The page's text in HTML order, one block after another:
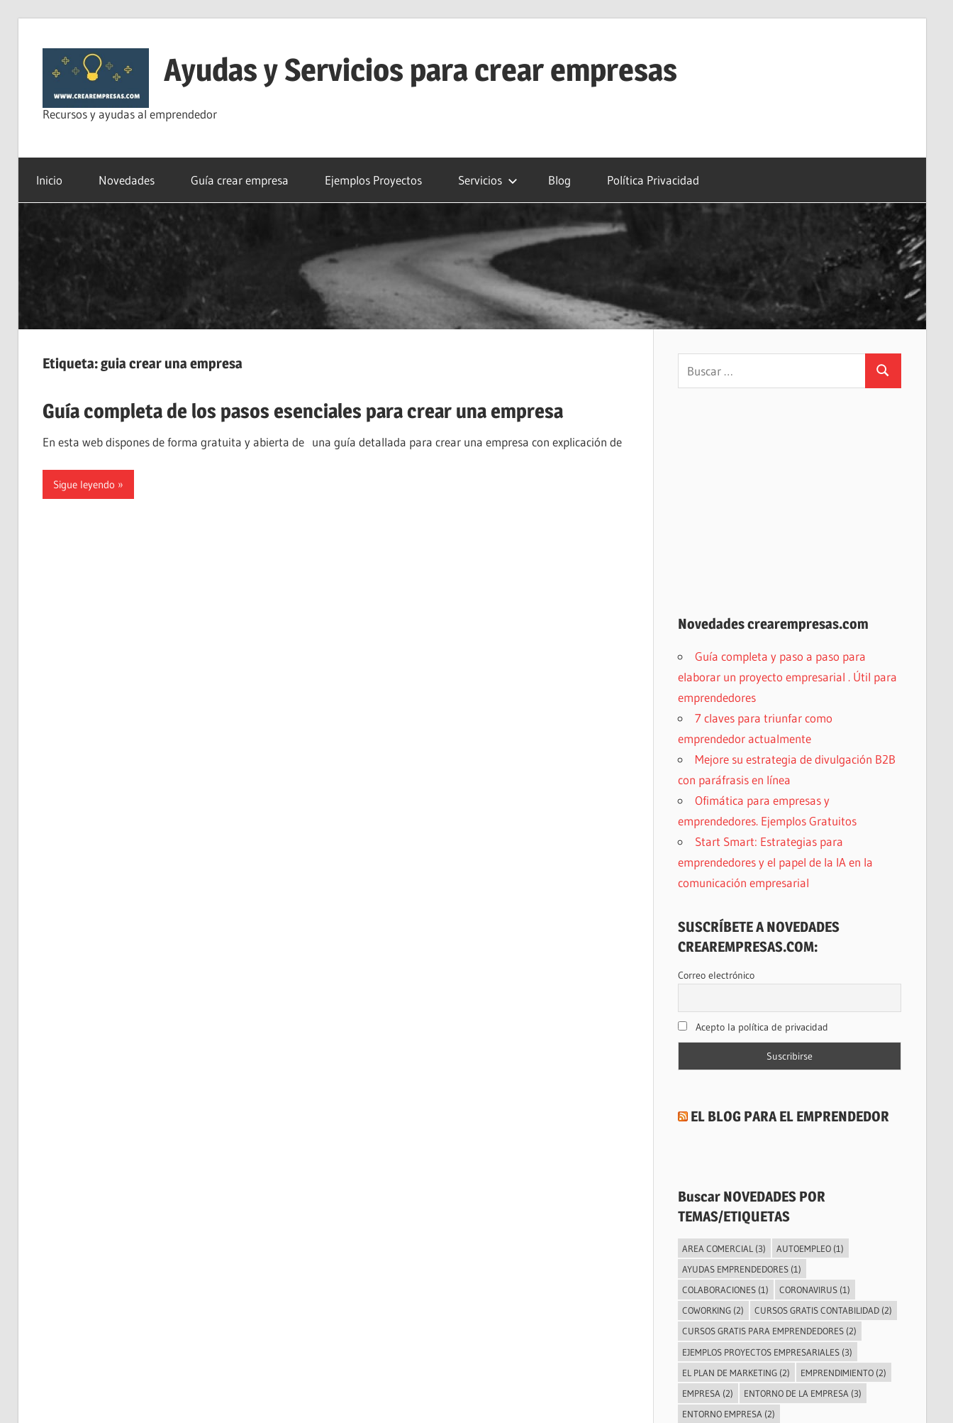
contenido
Ayudas y Servicios para crear empresas
Recursos y ayudas al emprendedor
Inicio Novedades Guía crear empresa Ejemplos Proyectos Servicios Blog Política Privacidad
Etiqueta:guia crear una empresa
Guía completa de los pasos esenciales para crear una empresa
En esta web dispones de forma gratuita y abierta de una guía detallada para crear una empresa con explicación de
Sigue leyendo
Buscar
Novedades crearempresas.com
Guía completa y paso a paso para
elaborar un proyecto empresarial . Útil para
emprendedores
7 claves para triunfar como
emprendedor actualmente
Mejore su estrategia de divulgación B2B
con paráfrasis en línea
Ofimática para empresas y
emprendedores. Ejemplos Gratuitos
Start Smart: Estrategias para
emprendedores y el papel de la IA en la
comunicación empresarial
SUSCRÍBETE A NOVEDADES
CREAREMPRESAS.COM:
Correo electrónico
Acepto la política de privacidad
EL BLOG PARA EL EMPRENDEDOR
Buscar NOVEDADES POR
TEMAS/ETIQUETAS
AREA COMERCIAL (3) AUTOEMPLEO (1)
AYUDAS EMPRENDEDORES (1)
COLABORACIONES (1) CORONAVIRUS (1)
COWORKING (2) CURSOS GRATIS CONTABILIDAD (2)
CURSOS GRATIS PARA EMPRENDEDORES (2)
EJEMPLOS PROYECTOS EMPRESARIALES (3)
EL PLAN DE MARKETING (2) EMPRENDIMIENTO (2)
EMPRESA (2) ENTORNO DE LA EMPRESA (3)
ENTORNO EMPRESA (2)